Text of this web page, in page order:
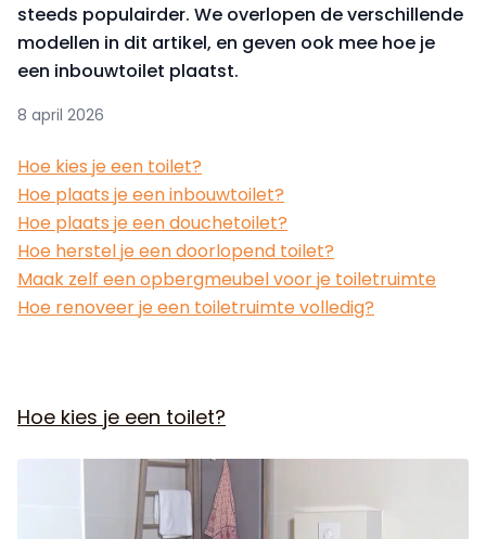
steeds populairder. We overlopen de verschillende
modellen in dit artikel, en geven ook mee hoe je
een inbouwtoilet plaatst.
8 april 2026
Hoe kies je een toilet?
Hoe plaats je een inbouwtoilet?
Hoe plaats je een douchetoilet?
Hoe herstel je een doorlopend toilet?
Maak zelf een opbergmeubel voor je toiletruimte
Hoe renoveer je een toiletruimte volledig?
Hoe kies je een toilet?